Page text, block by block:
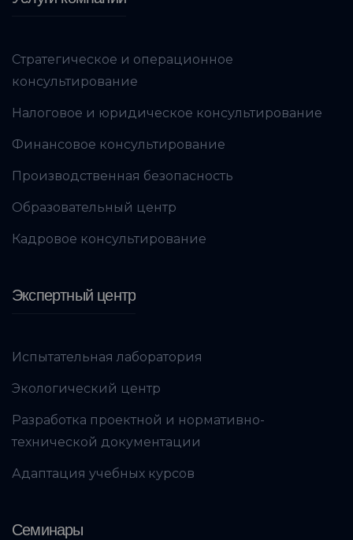
Стратегическое и операционное
консультирование
Налоговое и юридическое консультирование
Финансовое консультирование
Производственная безопасность
Образовательный центр
Кадровое консультирование
Экспертный центр
Испытательная лаборатория
Экологический центр
Разработка проектной и нормативно-
технической документации
Адаптация учебных курсов
Семинары